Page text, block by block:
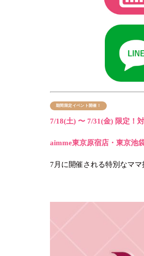
期間限定イベント開催！
7/18(土) 〜 7/31(金) 限定！
aimme東京原宿店・東京池
7月に開催される特別なマ